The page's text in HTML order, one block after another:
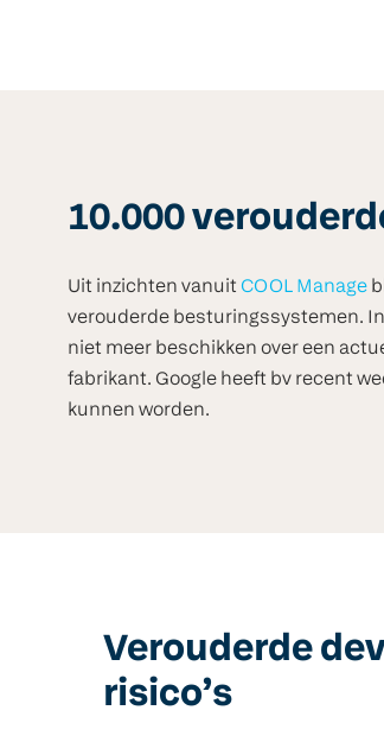
10.000
Uit inzichten vanuit COOL Manage
verouderde besturingssystemen.
niet meer beschikken over een
fabrikant. Google heeft bv recent
kunnen worden.
Verouderde
risico’s